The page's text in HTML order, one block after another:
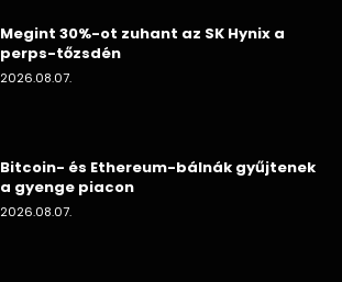
Megint 30%-ot zuhant az SK Hynix a
perps-tőzsdén
2026.08.07.
Bitcoin- és Ethereum-bálnák gyűjtenek
a gyenge piacon
2026.08.07.